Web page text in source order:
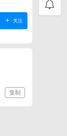
关注
复制